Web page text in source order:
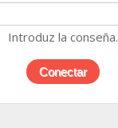
Introduz la conseña.